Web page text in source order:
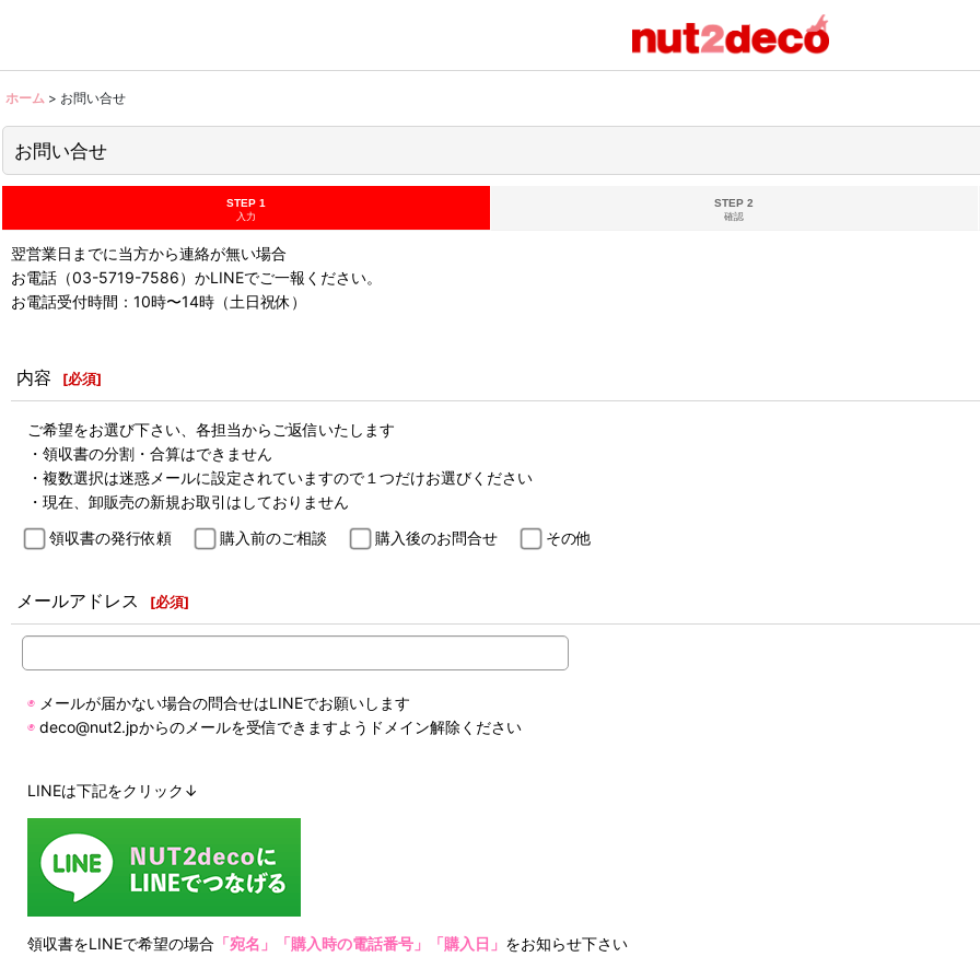
ホーム > お問い合せ
お問い合せ
STEP 1
入力
STEP 2
確認
翌営業日までに当方から連絡が無い場合
お電話（03-5719-7586）かLINEでご一報ください。
お電話受付時間：10時〜14時（土日祝休）
内容 [必須]
ご希望をお選び下さい、各担当からご返信いたします
・領収書の分割・合算はできません
・複数選択は迷惑メールに設定されていますので１つだけお選びください
・現在、卸販売の新規お取引はしておりません
領収書の発行依頼
購入前のご相談 購入後のお問合せ その他
メールアドレス [必須]
◉ メールが届かない場合の問合せはLINEでお願いします
◉ deco@nut2.jpからのメールを受信できますようドメイン解除ください
LINEは下記をクリック↓
領収書をLINEで希望の場合 「宛名」「購入時の電話番号」「購入日」 をお知らせ下さい